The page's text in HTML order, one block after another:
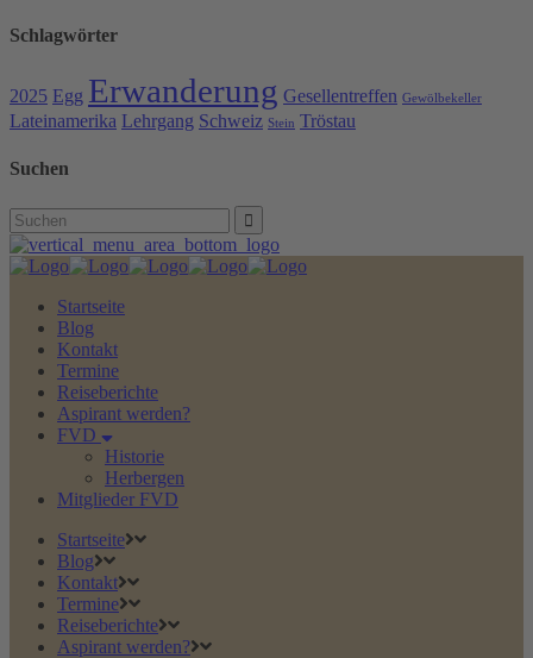
Schlagwörter
2025 Egg Erwanderung Gesellentreffen Gewölbekeller
Lateinamerika Lehrgang Schweiz Stein Tröstau
Suchen
Search
for:
Startseite
Blog
Kontakt
Termine
Reiseberichte
Aspirant werden?
FVD
Historie
Herbergen
Mitglieder FVD
Startseite
Blog
Kontakt
Termine
Reiseberichte
Aspirant werden?